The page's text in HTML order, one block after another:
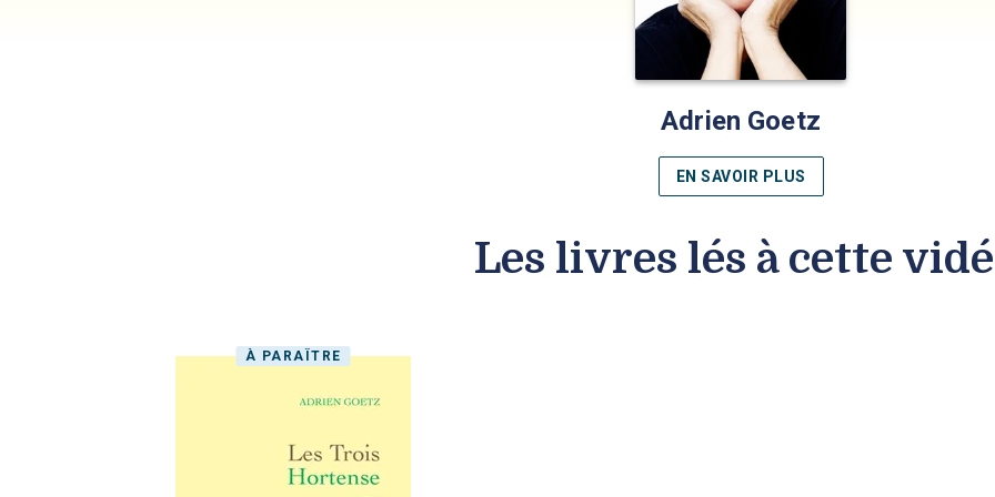
Adrien Goetz
EN SAVOIR PLUS
Les livres lés à cette
À PARAÎTRE